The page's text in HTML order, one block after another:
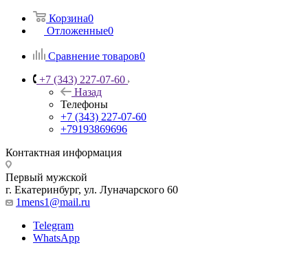
Корзина0
Отложенные0
Сравнение товаров0
+7 (343) 227-07-60
Назад
Телефоны
+7 (343) 227-07-60
+79193869696
Контактная информация
Первый мужской
г. Екатеринбург, ул. Луначарского 60
1mens1@mail.ru
Telegram
WhatsApp